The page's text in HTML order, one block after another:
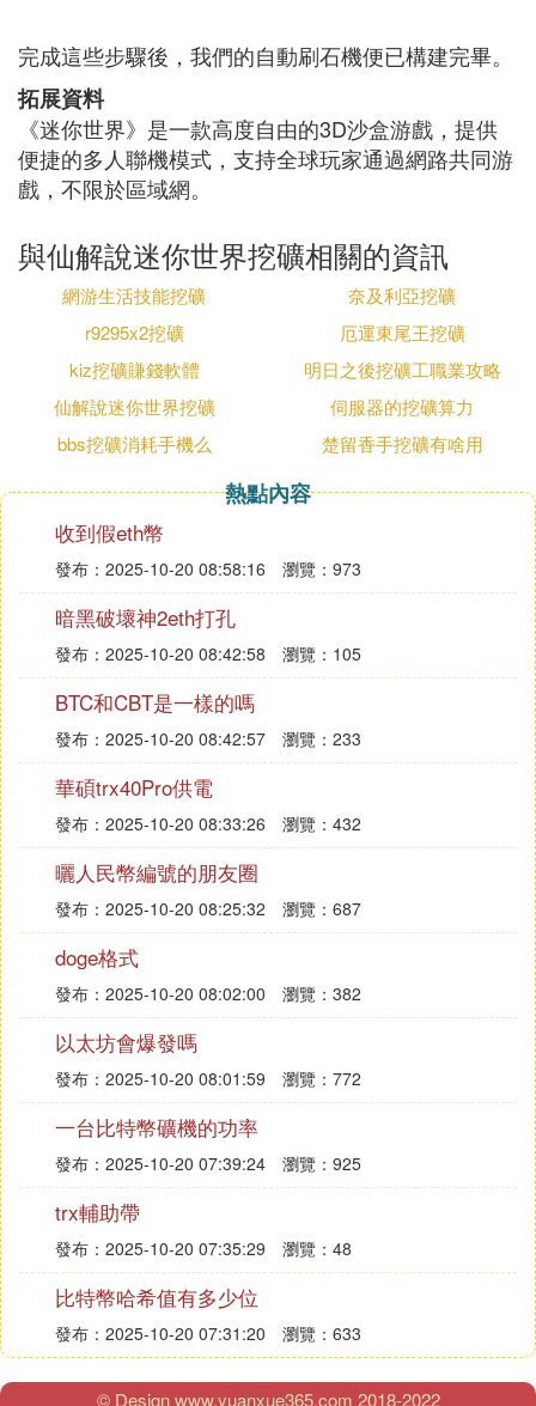
完成這些步驟後，我們的自動刷石機便已構建完畢。
拓展資料
《迷你世界》是一款高度自由的3D沙盒游戲，提供
便捷的多人聯機模式，支持全球玩家通過網路共同游
戲，不限於區域網。
與仙解說迷你世界挖礦相關的資訊
網游生活技能挖礦
奈及利亞挖礦
r9295x2挖礦
厄運東尾王挖礦
kiz挖礦賺錢軟體
明日之後挖礦工職業攻略
仙解說迷你世界挖礦
伺服器的挖礦算力
bbs挖礦消耗手機么
楚留香手挖礦有啥用
熱點內容
收到假eth幣
發布：2025-10-20 08:58:16 瀏覽：973
暗黑破壞神2eth打孔
發布：2025-10-20 08:42:58 瀏覽：105
BTC和CBT是一樣的嗎
發布：2025-10-20 08:42:57 瀏覽：233
華碩trx40Pro供電
發布：2025-10-20 08:33:26 瀏覽：432
曬人民幣編號的朋友圈
發布：2025-10-20 08:25:32 瀏覽：687
doge格式
發布：2025-10-20 08:02:00 瀏覽：382
以太坊會爆發嗎
發布：2025-10-20 08:01:59 瀏覽：772
一台比特幣礦機的功率
發布：2025-10-20 07:39:24 瀏覽：925
trx輔助帶
發布：2025-10-20 07:35:29 瀏覽：48
比特幣哈希值有多少位
發布：2025-10-20 07:31:20 瀏覽：633
© Design www.yuanxue365.com 2018-2022